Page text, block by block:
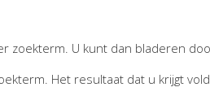
U kunt dan bladeren
Het resultaat dat u krijgt